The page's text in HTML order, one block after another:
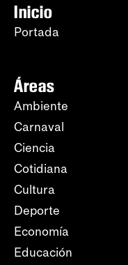
Inicio
Portada
Áreas
Ambiente
Carnaval
Ciencia
Cotidiana
Cultura
Deporte
Economía
Educación